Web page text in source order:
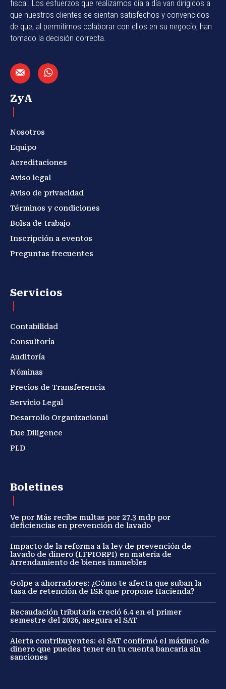
fiscal. Los esfuerzos que realizamos día a día van dirigidos a
que nuestros clientes se sientan satisfechos y convencidos
de que, al permitirnos colaborar con ellos en su negocio, han
tomado la decisión correcta.
ZyA
Nosotros
Equipo
Acreditaciones
Aviso legal
Aviso de privacidad
Términos y condiciones
Bolsa de trabajo
Inscripción a eventos
Preguntas frecuentes
Servicios
Contabilidad
Consultoría
Auditoría
Nóminas
Precios de Transferencia
Servicio Legal
Desarrollo Organizacional
Due Diligence
PLD
Boletines
Ve por Más recibe multas por 27.3 mdp por
deficiencias en prevención de lavado
Impacto de la reforma a la ley de prevención de
lavado de dinero (LFPIORPI) en materia de
Arrendamiento de bienes inmuebles
Golpe a ahorradores: ¿Cómo te afecta que suban la
tasa de retención de ISR que propone Hacienda?
Recaudación tributaria creció 6.4 en el primer
semestre del 2026, asegura el SAT
Alerta contribuyentes: el SAT confirmó el máximo de
dinero que puedes tener en tu cuenta bancaria sin
sanciones